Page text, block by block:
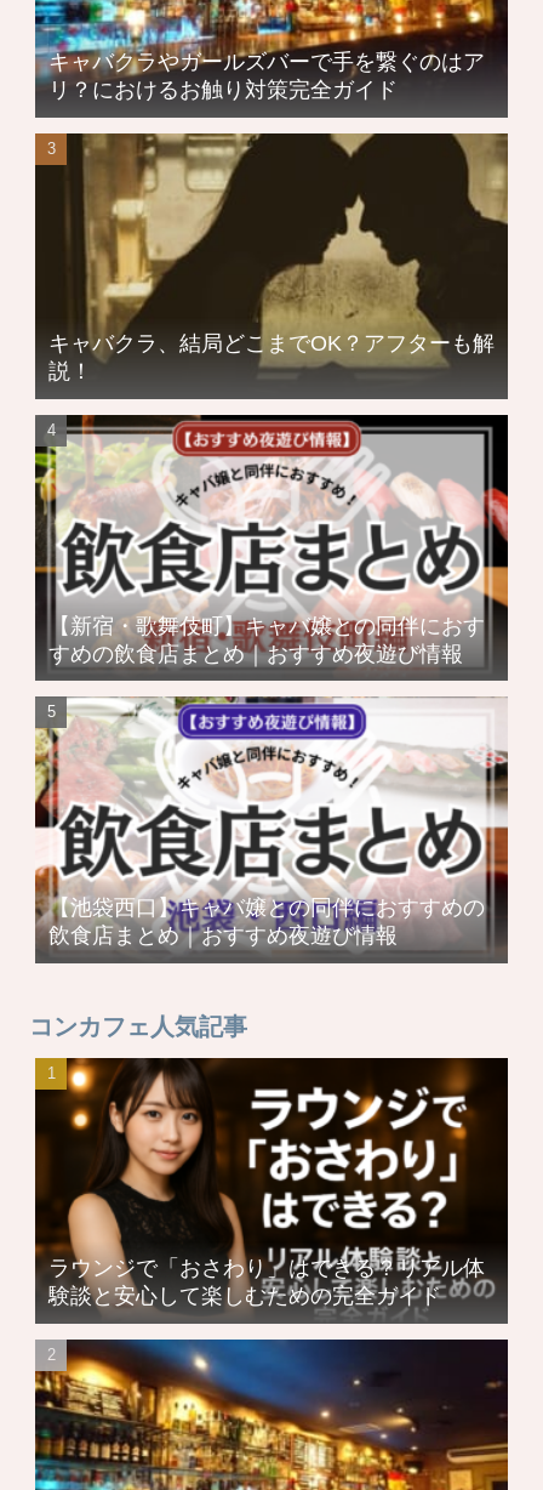
キャバクラやガールズバーで手を繋ぐのはア
リ？におけるお触り対策完全ガイド
キャバクラ、結局どこまでOK？アフターも解
説！
【新宿・歌舞伎町】キャバ嬢との同伴におす
すめの飲食店まとめ｜おすすめ夜遊び情報
【池袋西口】キャバ嬢との同伴におすすめの
飲食店まとめ｜おすすめ夜遊び情報
コンカフェ人気記事
ラウンジで「おさわり」はできる？リアル体
験談と安心して楽しむための完全ガイド